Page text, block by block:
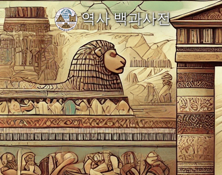
역사 백과사전